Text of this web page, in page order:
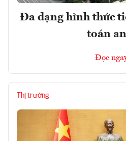
Đa dạng hình thức
toán
Đọc
Thị trường